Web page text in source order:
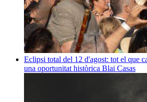
Eclipsi total del 12 d'agost: tot el que
una oportunitat històrica Blai Casas